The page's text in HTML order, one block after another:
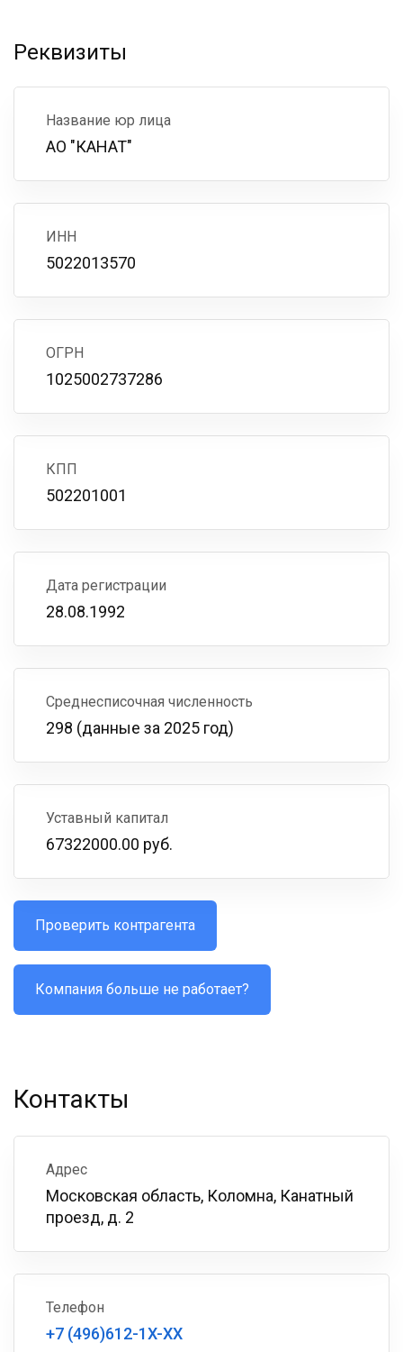
Реквизиты
Название юр лица
АО "КАНАТ"
ИНН
5022013570
ОГРН
1025002737286
КПП
502201001
Дата регистрации
28.08.1992
Среднесписочная численность
298 (данные за 2025 год)
Уставный капитал
67322000.00 руб.
Проверить контрагента
Компания больше не работает?
Контакты
Адрес
Московская область, Коломна, Канатный
проезд, д. 2
Телефон
+7 (496)612-1X-XX